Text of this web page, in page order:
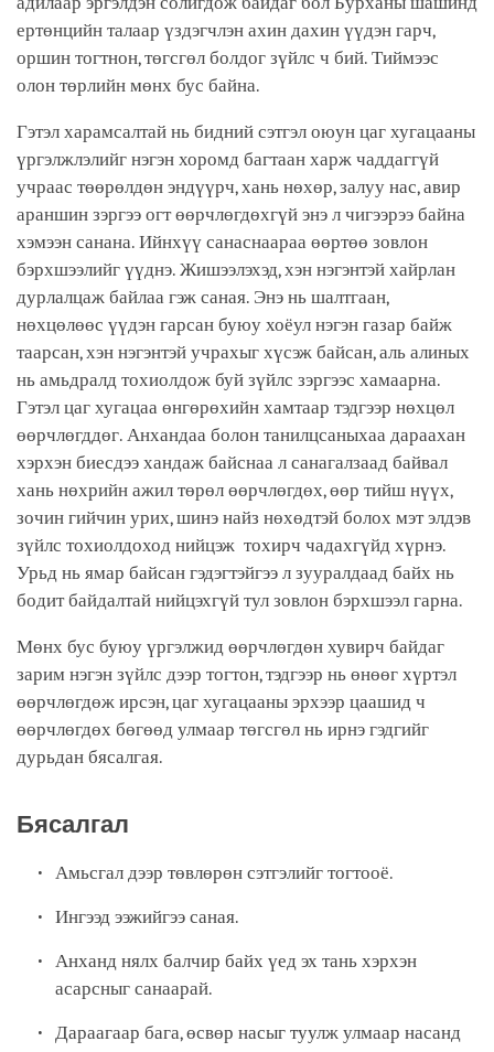
ертөнцийн талаар үздэгчлэн ахин дахин үүдэн гарч,
оршин тогтнон, төгсгөл болдог зүйлс ч бий. Тиймээс
олон төрлийн мөнх бус байна.
Гэтэл харамсалтай нь бидний сэтгэл оюун цаг хугацааны
үргэлжлэлийг нэгэн хоромд багтаан харж чаддаггүй
учраас төөрөлдөн эндүүрч, хань нөхөр, залуу нас, авир
араншин зэргээ огт өөрчлөгдөхгүй энэ л чигээрээ байна
хэмээн санана. Ийнхүү санаснаараа өөртөө зовлон
бэрхшээлийг үүднэ. Жишээлэхэд, хэн нэгэнтэй хайрлан
дурлалцаж байлаа гэж саная. Энэ нь шалтгаан,
нөхцөлөөс үүдэн гарсан буюу хоёул нэгэн газар байж
таарсан, хэн нэгэнтэй учрахыг хүсэж байсан, аль алиных
нь амьдралд тохиолдож буй зүйлс зэргээс хамаарна.
Гэтэл цаг хугацаа өнгөрөхийн хамтаар тэдгээр нөхцөл
өөрчлөгддөг. Анхандаа болон танилцсаныхаа дараахан
хэрхэн биесдээ хандаж байснаа л санагалзаад байвал
хань нөхрийн ажил төрөл өөрчлөгдөх, өөр тийш нүүх,
зочин гийчин урих, шинэ найз нөхөдтэй болох мэт элдэв
зүйлс тохиолдоход нийцэж тохирч чадахгүйд хүрнэ.
Урьд нь ямар байсан гэдэгтэйгээ л зууралдаад байх нь
бодит байдалтай нийцэхгүй тул зовлон бэрхшээл гарна.
Мөнх бус буюу үргэлжид өөрчлөгдөн хувирч байдаг
зарим нэгэн зүйлс дээр тогтон, тэдгээр нь өнөөг хүртэл
өөрчлөгдөж ирсэн, цаг хугацааны эрхээр цаашид ч
өөрчлөгдөх бөгөөд улмаар төгсгөл нь ирнэ гэдгийг
дурьдан бясалгая.
Бясалгал
Амьсгал дээр төвлөрөн сэтгэлийг тогтооё.
Ингээд ээжийгээ саная.
Анханд нялх балчир байх үед эх тань хэрхэн
асарсныг санаарай.
Дараагаар бага, өсвөр насыг туулж улмаар насанд